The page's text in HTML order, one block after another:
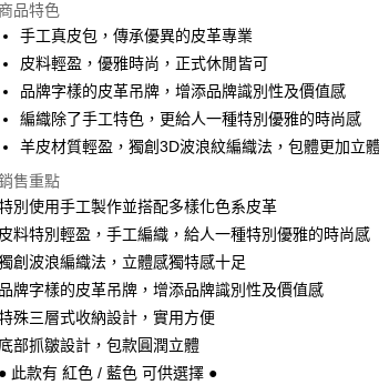
3 期 0 利率 每期 NT$2,933
合作金庫商業銀行
第一商業銀行
華南商業銀行
彰化商業銀行
國泰世華商業銀行
兆豐國際商業銀行
臺灣中小企業銀行
台中商業銀行
匯豐（台灣）商業銀行
聯邦商業銀行
遠東國際商業銀行
玉山商業銀行
星展（台灣）商業銀行
台新國際商業銀行
台灣樂天信用卡公司
6 期 0 利率 每期NT$1,466
合作金庫商業銀行
第一商業銀行
華南商業銀行
彰化商業銀行
上海商業儲蓄銀行
台北富邦商業銀行
臺灣中小企業銀行
匯豐（台灣）商業銀行
華泰商業銀行
聯邦商業銀行
遠東國際商業銀行
元大商業銀行
台新國際商業銀行
中國信託商業銀行
台灣樂天信用卡公司
超商取貨付款
Apple Pay
遊付
付款
運送方式
全家取貨付款
商品特色
手工真皮包，傳承優異的皮革專業
皮料輕盈，優雅時尚，正式休閒皆可
品牌字樣的皮革吊牌，增添品牌識別性及價值感
編織除了手工特色，更給人一種特別優雅的時尚感
羊皮材質輕盈，獨創3D波浪紋編織法，包體更加立
售重點
別使用手工製作並搭配多樣化色系皮革
皮料特別輕盈，手工編織，給人一種特別優雅的時尚感
創波浪編織法，立體感獨特感十足
品牌字樣的皮革吊牌，增添品牌識別性及價值感
殊三層式收納設計，實用方便
底部抓皺設計，包款圓潤立體
● 此款有 紅色 / 藍色 可供選擇 ●